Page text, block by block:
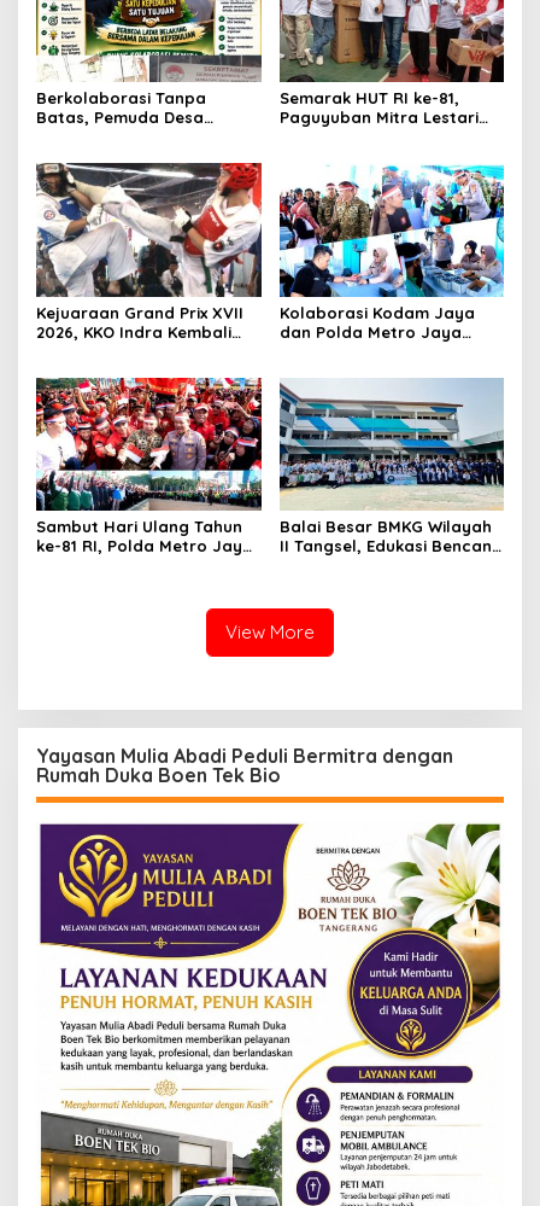
Berkolaborasi Tanpa
Batas, Pemuda Desa
Desa
Semarak HUT RI ke-81,
Paguyuban Mitra Lestari
Kejuaraan Grand Prix XVII
2026, KKO Indra Kembali
Kolaborasi Kodam Jaya
dan Polda Metro Jaya
Sambut Hari Ulang Tahun
ke-81 RI, Polda Metro Jaya
Balai Besar BMKG Wilayah
II Tangsel, Edukasi Bencana
23
View More
Yayasan Mulia Abadi Peduli Bermitra dengan
Rumah Duka Boen Tek Bio